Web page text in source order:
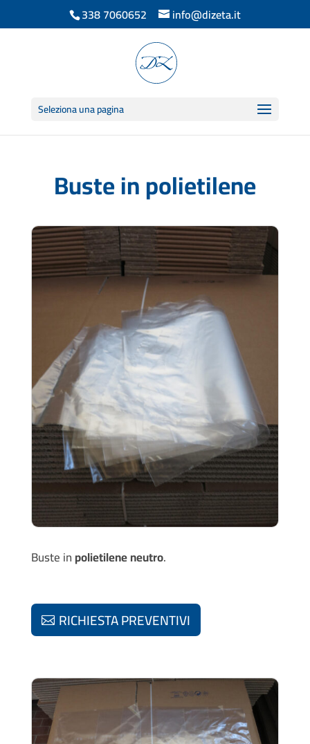
338 7060652 info@dizeta.it
Seleziona una pagina
Buste in polietilene
Buste inpolietilene neutro.
RICHIESTA PREVENTIVI